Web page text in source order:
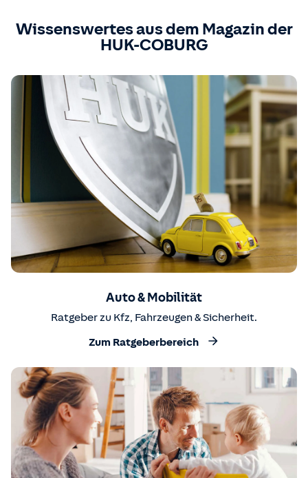
Wissenswertes aus dem Magazin der
HUK-COBURG
Auto & Mobilität
Ratgeber zu Kfz, Fahrzeugen & Sicherheit.
Zum Ratgeberbereich